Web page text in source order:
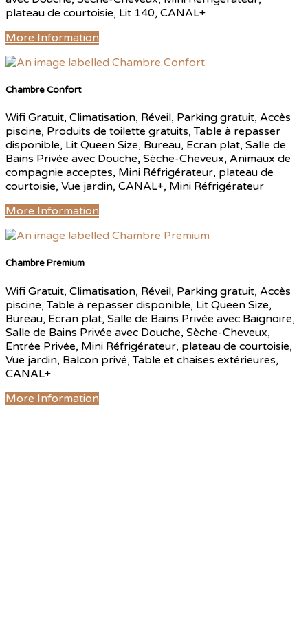
plateau de courtoisie, Lit 140, CANAL+
More Information
Chambre Confort
Wifi Gratuit, Climatisation, Réveil, Parking gratuit, Accès
piscine, Produits de toilette gratuits, Table à repasser
disponible, Lit Queen Size, Bureau, Ecran plat, Salle de
Bains Privée avec Douche, Sèche-Cheveux, Animaux de
compagnie acceptes, Mini Réfrigérateur, plateau de
courtoisie, Vue jardin, CANAL+, Mini Réfrigérateur
More Information
Chambre Premium
Wifi Gratuit, Climatisation, Réveil, Parking gratuit, Accès
piscine, Table à repasser disponible, Lit Queen Size,
Bureau, Ecran plat, Salle de Bains Privée avec Baignoire,
Salle de Bains Privée avec Douche, Sèche-Cheveux,
Entrée Privée, Mini Réfrigérateur, plateau de courtoisie,
Vue jardin, Balcon privé, Table et chaises extérieures,
CANAL+
More Information